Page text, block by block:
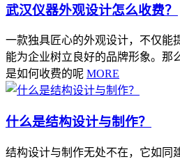
武汉仪器外观设计怎么收费？
一款独具匠心的外观设计，不仅能
能为企业树立良好的品牌形象。那
是如何收费的呢 MORE
什么是结构设计与制作？
结构设计与制作无处不在，它如同